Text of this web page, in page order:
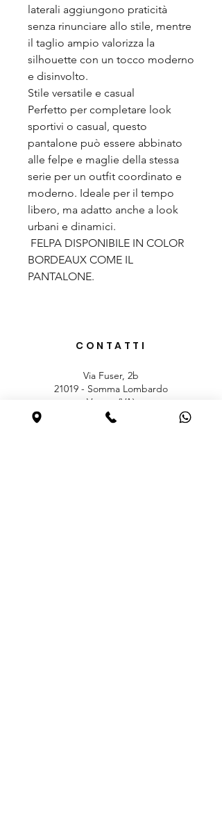
laterali aggiungono praticità
senza rinunciare allo stile, mentre
il taglio ampio valorizza la
silhouette con un tocco moderno
e disinvolto.
Stile versatile e casual
Perfetto per completare look
sportivi o casual, questo
pantalone può essere abbinato
alle felpe e maglie della stessa
serie per un outfit coordinato e
moderno. Ideale per il tempo
libero, ma adatto anche a look
urbani e dinamici.
FELPA DISPONIBILE IN COLOR
BORDEAUX COME IL
PANTALONE.
CONTATTI
Via Fuser, 2b
21019 - Somma Lombardo
Varese (VA)